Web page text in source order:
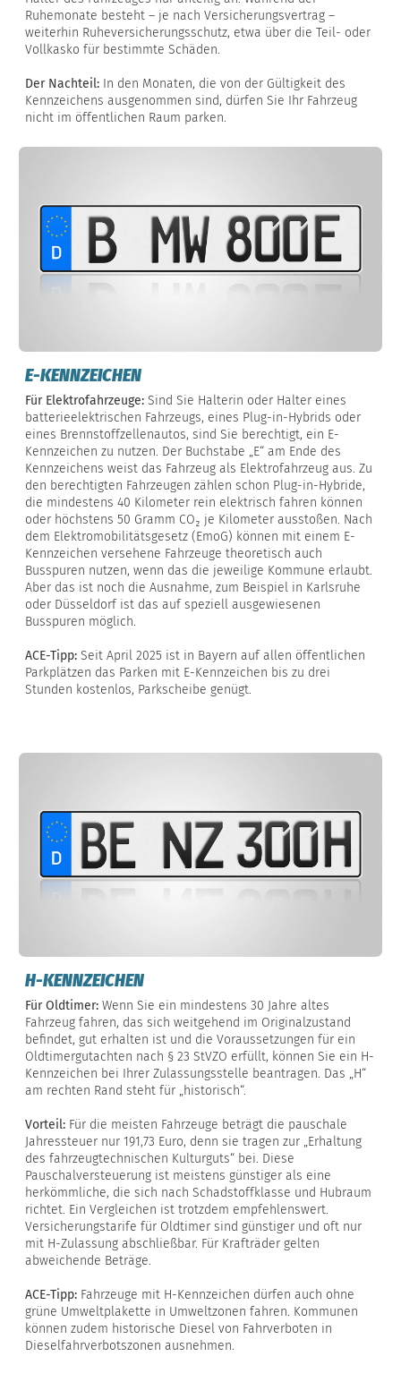
Ruhemonate besteht – je nach Versicherungsvertrag –
weiterhin Ruheversicherungsschutz, etwa über die Teil- oder
Vollkasko für bestimmte Schäden.
Der Nachteil: In den Monaten, die von der Gültigkeit des
Kennzeichens ausgenommen sind, dürfen Sie Ihr Fahrzeug
nicht im öffentlichen Raum parken.
E-KENNZEICHEN
Für Elektrofahrzeuge: Sind Sie Halterin oder Halter eines
batterieelektrischen Fahrzeugs, eines Plug-in-Hybrids oder
eines Brennstoffzellenautos, sind Sie berechtigt, ein E-
Kennzeichen zu nutzen. Der Buchstabe „E“ am Ende des
Kennzeichens weist das Fahrzeug als Elektrofahrzeug aus. Zu
den berechtigten Fahrzeugen zählen schon Plug-in-Hybride,
die mindestens 40 Kilometer rein elektrisch fahren können
oder höchstens 50 Gramm CO₂ je Kilometer ausstoßen. Nach
dem Elektromobilitätsgesetz (EmoG) können mit einem E-
Kennzeichen versehene Fahrzeuge theoretisch auch
Busspuren nutzen, wenn das die jeweilige Kommune erlaubt.
Aber das ist noch die Ausnahme, zum Beispiel in Karlsruhe
oder Düsseldorf ist das auf speziell ausgewiesenen
Busspuren möglich.
ACE-Tipp: Seit April 2025 ist in Bayern auf allen öffentlichen
Parkplätzen das Parken mit E-Kennzeichen bis zu drei
Stunden kostenlos, Parkscheibe genügt.
H-KENNZEICHEN
Für Oldtimer: Wenn Sie ein mindestens 30 Jahre altes
Fahrzeug fahren, das sich weitgehend im Originalzustand
befindet, gut erhalten ist und die Voraussetzungen für ein
Oldtimergutachten nach § 23 StVZO erfüllt, können Sie ein H-
Kennzeichen bei Ihrer Zulassungsstelle beantragen. Das „H“
am rechten Rand steht für „historisch“.
Vorteil: Für die meisten Fahrzeuge beträgt die pauschale
Jahressteuer nur 191,73 Euro, denn sie tragen zur „Erhaltung
des fahrzeugtechnischen Kulturguts“ bei. Diese
Pauschalversteuerung ist meistens günstiger als eine
herkömmliche, die sich nach Schadstoffklasse und Hubraum
richtet. Ein Vergleichen ist trotzdem empfehlenswert.
Versicherungstarife für Oldtimer sind günstiger und oft nur
mit H-Zulassung abschließbar. Für Krafträder gelten
abweichende Beträge.
ACE-Tipp: Fahrzeuge mit H-Kennzeichen dürfen auch ohne
grüne Umweltplakette in Umweltzonen fahren. Kommunen
können zudem historische Diesel von Fahrverboten in
Dieselfahrverbotszonen ausnehmen.